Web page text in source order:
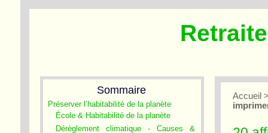
Sommaire
Préserver l’habitabilité de la planète
École & Habitabilité de la planète
Dérèglement climatique - Causes &
Accueil